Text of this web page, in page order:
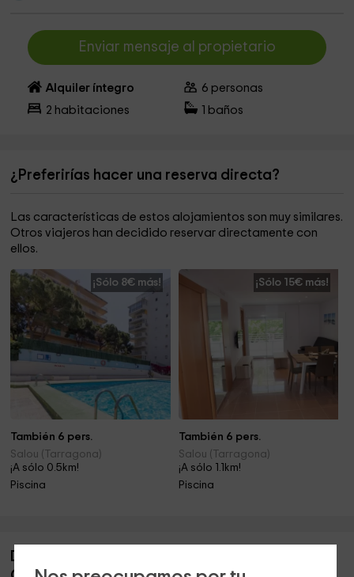
Enviar mensaje al propietario
Alquiler íntegro 6 personas
2 habitaciones baños
¿Preferirías hacer una reserva directa?
Las características de estos alojamientos son muy similares.
Otros viajeros han decidido reservar directamente con
ellos.
¡Sólo 8€ más!
También 6 pers.
Salou (Tarragona)
¡A sólo 0.5km!
Piscina
¡Sólo 15€ más!
También 6 pers.
Salou (Tarragona)
¡A sólo 1.1km!
Piscina
Descripción de Costa Daurada Apartments-